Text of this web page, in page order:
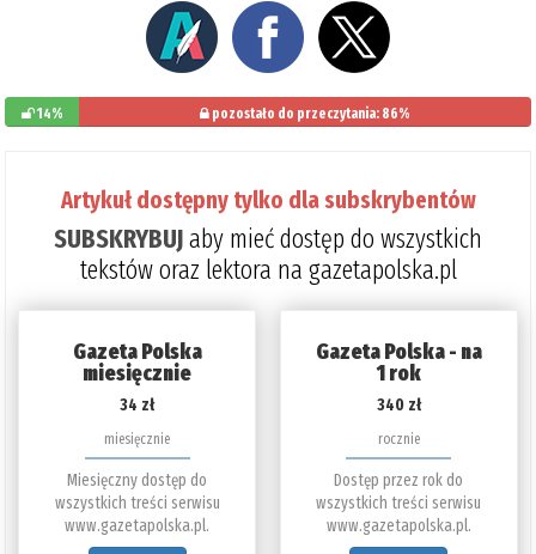
14% pozostało do przeczytania: 86%
Artykuł dostępny tylko dla subskrybentów
SUBSKRYBUJaby mieć dostęp do wszystkich
tekstów oraz lektora na gazetapolska.pl
Gazeta Polska
miesięcznie
34 zł
miesięcznie
Miesięczny dostęp do
wszystkich treści serwisu
www.gazetapolska.pl.
Gazeta Polska - na
1 rok
340 zł
rocznie
Dostęp przez rok do
wszystkich treści serwisu
www.gazetapolska.pl.